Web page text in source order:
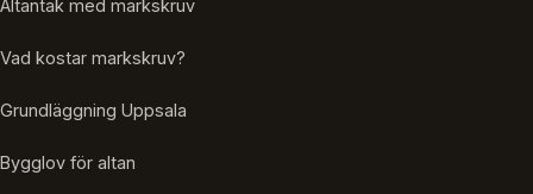
Altantak med markskruv
Vad kostar markskruv?
Grundläggning Uppsala
Bygglov för altan